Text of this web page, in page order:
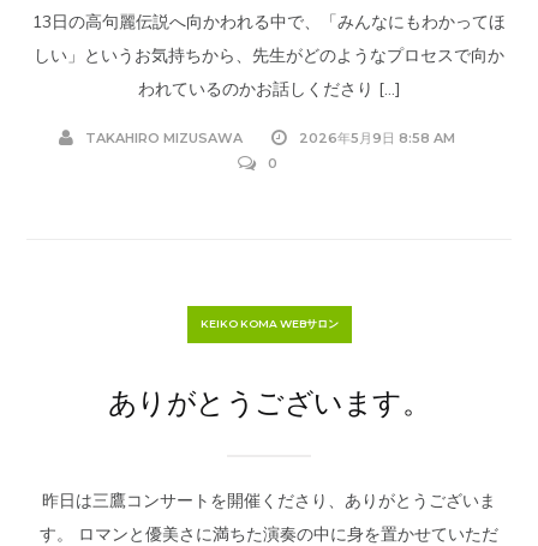
13日の高句麗伝説へ向かわれる中で、「みんなにもわかってほ
しい」というお気持ちから、先生がどのようなプロセスで向か
われているのかお話しくださり […]
TAKAHIRO MIZUSAWA
2026年5月9日 8:58 AM
0
KEIKO KOMA WEBサロン
ありがとうございます。
昨日は三鷹コンサートを開催くださり、ありがとうございま
す。 ロマンと優美さに満ちた演奏の中に身を置かせていただ